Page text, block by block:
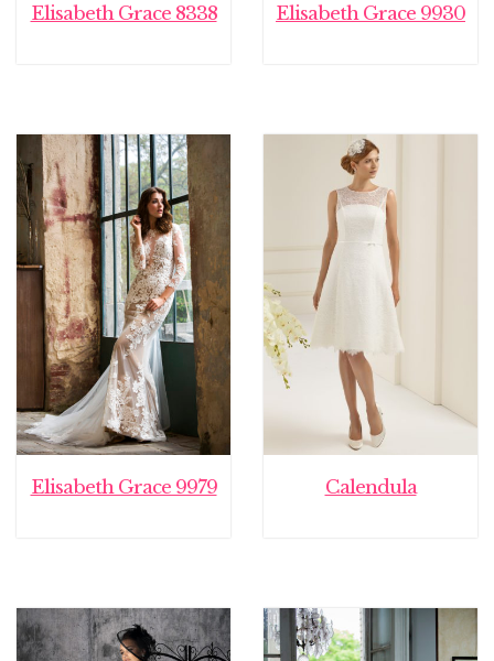
Elisabeth Grace 8338 Elisabeth Grace 9930
Elisabeth Grace 9979 Calendula